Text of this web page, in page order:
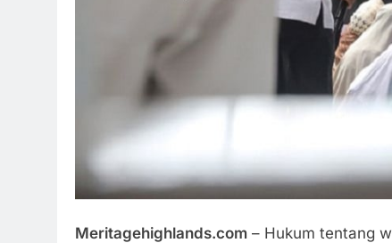
Meritagehighlands.com – Hukum tentang